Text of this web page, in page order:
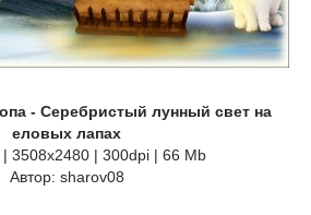
- Серебристый лунный свет на
еловых лапах
| 3508x2480 | 300dpi | 66 Mb
Автор: sharov08